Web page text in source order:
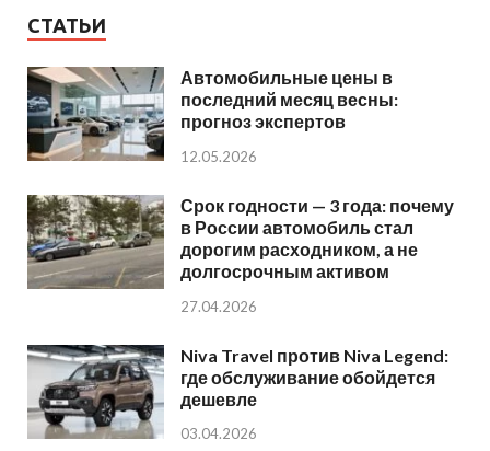
СТАТЬИ
Автомобильные цены в
последний месяц весны:
прогноз экспертов
12.05.2026
Срок годности — 3 года: почему
в России автомобиль стал
дорогим расходником, а не
долгосрочным активом
27.04.2026
Niva Travel против Niva Legend:
где обслуживание обойдется
дешевле
03.04.2026